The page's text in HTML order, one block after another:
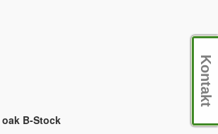
B-Stock
Kontakt